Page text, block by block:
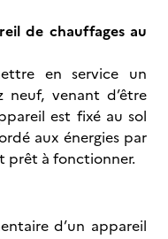
de chauffages au
en service un
neuf, venant d’être
est fixé au sol
aux énergies par
prêt à fonctionner.
d’un appareil